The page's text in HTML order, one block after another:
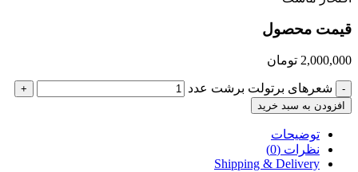
قیمت محصول
2,000,000 تومان
- شعرهای برتولت برشت عدد
+
افزودن به سبد خرید
توضیحات
نظرات (0)
Shipping & Delivery